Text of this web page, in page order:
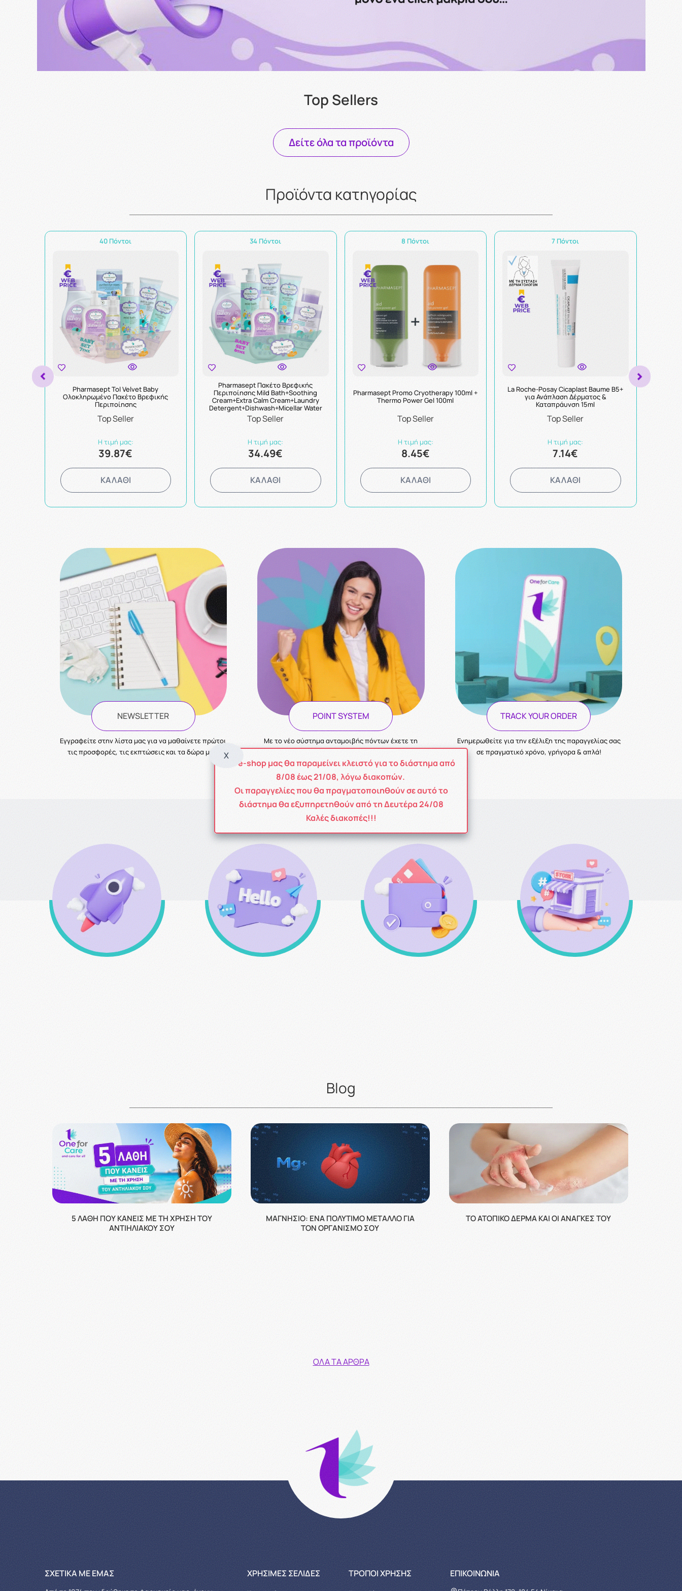
Top Sellers
Δείτε όλα τα προϊόντα
Προϊόντα κατηγορίας
40 Πόντοι
Pharmasept Tol Velvet Baby
Ολοκληρωμένο Πακέτο Βρεφικής
Περιποίησης
Top Seller
Η τιμή μας:
39.87€
ΚΑΛΑΘΙ
34 Πόντοι
Pharmasept Πακέτο Βρεφικής
Περιποίησης Mild Bath+Soothing
Cream+Extra Calm Cream+Laundry
Detergent+Dishwash+Micellar Water
Top Seller
Η τιμή μας:
34.49€
ΚΑΛΑΘΙ
8 Πόντοι
Pharmasept Promo Cryotherapy 100ml +
Thermo Power Gel 100ml
Top Seller
Η τιμή μας:
8.45€
ΚΑΛΑΘΙ
7 Πόντοι
La Roche-Posay Cicaplast Baume B5+
για Ανάπλαση Δέρματος &
Καταπράυνση 15ml
Top Seller
Η τιμή μας:
7.14€
ΚΑΛΑΘΙ
NEWSLETTER
Eγγραφείτε στην λίστα μας για να μαθαίνετε πρώτοι
τις προσφορές, τις εκπτώσεις και τα δώρα μας!
POINT SYSTEM
Με το νέο σύστημα ανταμοιβής πόντων έχετε τη
δυνατότητα να συλλέξετε πόντους κάθε φορά που
ολοκληρώνεται την παραγγελία σας!
TRACK YOUR ORDER
Ενημερωθείτε για την εξέλιξη της παραγγελίας σας
σε πραγματικό χρόνο, γρήγορα & απλά!
Blog
5 ΛΆΘΗ ΠΟΥ ΚΆΝΕΙΣ ΜΕ ΤΗ ΧΡΉΣΗ ΤΟΥ
ΑΝΤΙΗΛΙΑΚΟΎ ΣΟΥ
ΜΑΓΝΉΣΙΟ: ΈΝΑ ΠΟΛΎΤΙΜΟ ΜΈΤΑΛΛΟ ΓΙΑ
ΤΟΝ ΟΡΓΑΝΙΣΜΌ ΣΟΥ
ΤΟ ΑΤΟΠΙΚΌ ΔΈΡΜΑ ΚΑΙ ΟΙ ΑΝΆΓΚΕΣ ΤΟΥ
ΌΛΑ ΤΑ ΆΡΘΡΑ
ΣΧΕΤΙΚΆ ΜΕ ΕΜΆΣ XΡΉΣΙΜΕΣ ΣΕΛΊΔΕΣ ΤΡΌΠΟΙ ΧΡΉΣΗΣ ΕΠΙΚΟΙΝΩΝΊΑ
X
Το e-shop μας θα παραμείνει κλειστό για το διάστημα από
8/08έως21/08, λόγω διακοπών.
Οι παραγγελίες που θα πραγματοποιηθούν σε αυτό το
διάστημα θα εξυπηρετηθούν από τη Δευτέρα 24/08
Καλές διακοπές!!!